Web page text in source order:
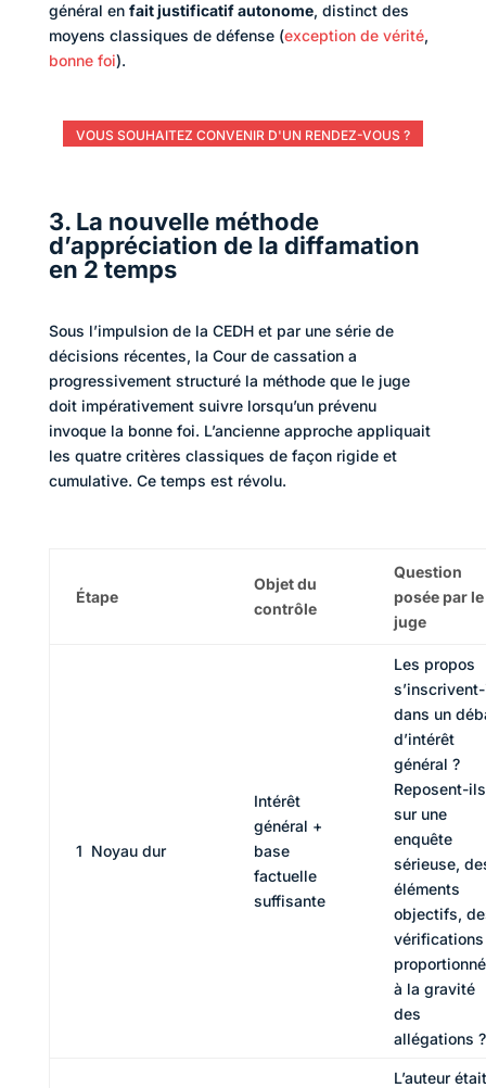
général en fait justificatif autonome, distinct des
moyens classiques de défense (exception de vérité,
bonne foi).
VOUS SOUHAITEZ CONVENIR D'UN RENDEZ-VOUS ?
3. La nouvelle méthode
d’appréciation de la diffamation
en 2 temps
Sous l’impulsion de la CEDH et par une série de
décisions récentes, la Cour de cassation a
progressivement structuré la méthode que le juge
doit impérativement suivre lorsqu’un prévenu
invoque la bonne foi. L’ancienne approche appliquait
les quatre critères classiques de façon rigide et
cumulative. Ce temps est révolu.
Étape
Objet du
contrôle
Question
posée par le
juge
1 Noyau dur
Intérêt
général +
base
factuelle
suffisante
Les propos
dans un
d’intérêt
général ?
Reposent-ils
sur une
enquête
sérieuse,
éléments
objectifs,
vérifications
à la gravité
des
allégations ?
L’auteur